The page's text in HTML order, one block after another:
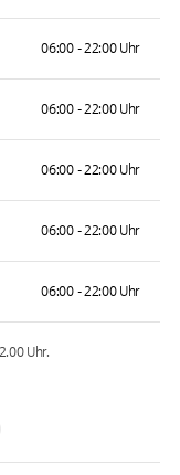
06:00 - 22:00 Uhr
06:00 - 22:00 Uhr
06:00 - 22:00 Uhr
06:00 - 22:00 Uhr
06:00 - 22:00 Uhr
Uhr.